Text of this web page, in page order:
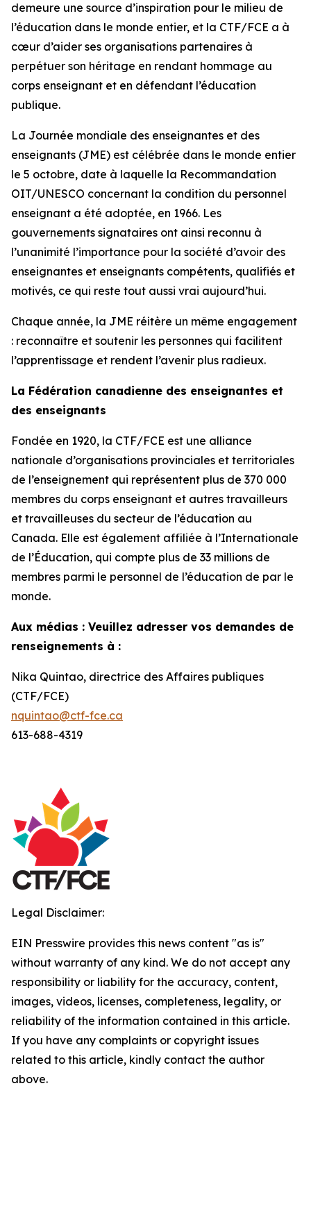
demeure une source d’inspiration pour le milieu de
l’éducation dans le monde entier, et la CTF/FCE a à
cœur d’aider ses organisations partenaires à
perpétuer son héritage en rendant hommage au
corps enseignant et en défendant l’éducation
publique.
La Journée mondiale des enseignantes et des
enseignants (JME) est célébrée dans le monde entier
le 5 octobre, date à laquelle la Recommandation
OIT/UNESCO concernant la condition du personnel
enseignant a été adoptée, en 1966. Les
gouvernements signataires ont ainsi reconnu à
l’unanimité l’importance pour la société d’avoir des
enseignantes et enseignants compétents, qualifiés et
motivés, ce qui reste tout aussi vrai aujourd’hui.
Chaque année, la JME réitère un même engagement
: reconnaître et soutenir les personnes qui facilitent
l’apprentissage et rendent l’avenir plus radieux.
La Fédération canadienne des enseignantes et
des enseignants
Fondée en 1920, la CTF/FCE est une alliance
nationale d’organisations provinciales et territoriales
de l’enseignement qui représentent plus de 370 000
membres du corps enseignant et autres travailleurs
et travailleuses du secteur de l’éducation au
Canada. Elle est également affiliée à l’Internationale
de l’Éducation, qui compte plus de 33 millions de
membres parmi le personnel de l’éducation de par le
monde.
Aux médias : Veuillez adresser vos demandes de
renseignements à :
Nika Quintao, directrice des Affaires publiques
(CTF/FCE)
nquintao@ctf-fce.ca
613-688-4319
Legal Disclaimer:
EIN Presswire provides this news content "as is"
without warranty of any kind. We do not accept any
responsibility or liability for the accuracy, content,
images, videos, licenses, completeness, legality, or
reliability of the information contained in this article.
If you have any complaints or copyright issues
related to this article, kindly contact the author
above.